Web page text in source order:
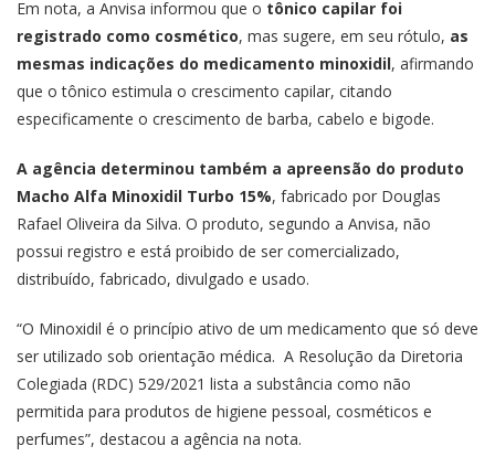
Em nota, a Anvisa informou que o tônico capilar foi
registrado como cosmético, mas sugere, em seu rótulo, as
mesmas indicações do medicamento minoxidil, afirmando
que o tônico estimula o crescimento capilar, citando
especificamente o crescimento de barba, cabelo e bigode.
A agência determinou também a apreensão do produto
Macho Alfa Minoxidil Turbo 15%, fabricado por Douglas
Rafael Oliveira da Silva. O produto, segundo a Anvisa, não
possui registro e está proibido de ser comercializado,
distribuído, fabricado, divulgado e usado.
“O Minoxidil é o princípio ativo de um medicamento que só deve
ser utilizado sob orientação médica. A Resolução da Diretoria
Colegiada (RDC) 529/2021 lista a substância como não
permitida para produtos de higiene pessoal, cosméticos e
perfumes”, destacou a agência na nota.